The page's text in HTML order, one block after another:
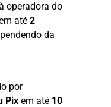
operadora do
até 2
da
por
Pix em até 10